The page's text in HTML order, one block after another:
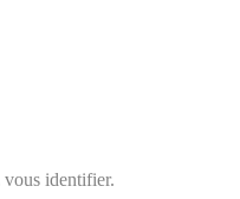
identifier.